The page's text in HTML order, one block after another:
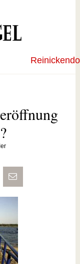
teilen
Xing teilen